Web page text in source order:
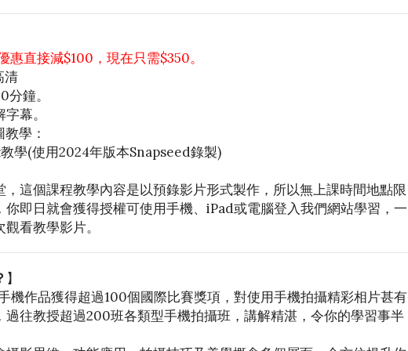
惠直接減$100，現在只需$350。
清
鐘。
幕。
學：
學(使用2024年版本Snapseed錄製)
這個課程教學內容是以預錄影片形式製作，所以無上課時間地點限
即日就會獲得授權可使用手機、iPad或電腦登入我們網站學習，一
看教學影片。
】
機作品獲得超過100個國際比賽獎項，對使用手機拍攝精彩相片甚有
往教授超過200班各類型手機拍攝班，講解精湛，令你的學習事半